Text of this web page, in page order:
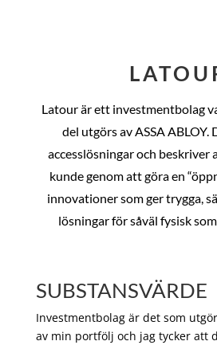
Latour är ett investmentbolag
del utgörs av ASSA ABLOY.
accesslösningar och beskriver
kunde genom att göra en
innovationer som ger trygga,
lösningar för såväl fysisk som
SUBSTANSVÄRDE
Investmentbolag är det som
av min portfölj och jag tycker att